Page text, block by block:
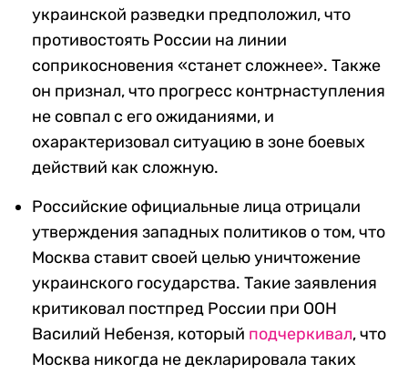
украинской разведки предположил, что
противостоять России на линии
соприкосновения «станет сложнее». Также
он признал, что прогресс контрнаступления
не совпал с его ожиданиями, и
охарактеризовал ситуацию в зоне боевых
действий как сложную.
Российские официальные лица отрицали
утверждения западных политиков о том, что
Москва ставит своей целью уничтожение
украинского государства. Такие заявления
критиковал постпред России при ООН
Василий Небензя, который подчеркивал, что
Москва никогда не декларировала таких